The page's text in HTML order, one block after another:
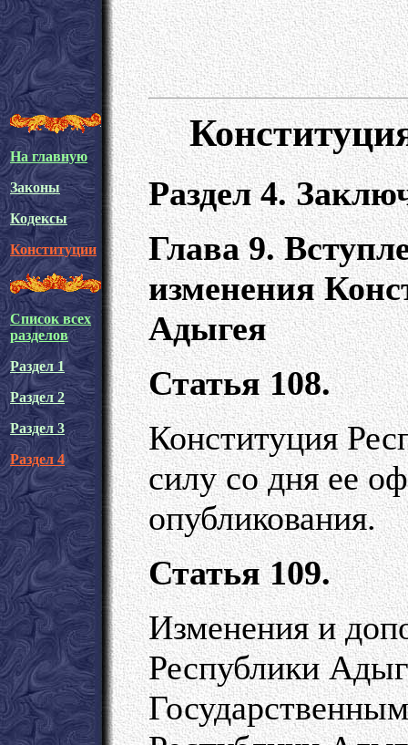
На главную
Законы
Кодексы
Конституции
Список всех
разделов
Раздел 1
Раздел 2
Раздел 3
Раздел 4
Раздел 4.
Глава 9.
изменения
Адыгея
Статья 108.
Конституция
силу со дня ее
опубликования.
Статья 109.
Изменения и
Республики